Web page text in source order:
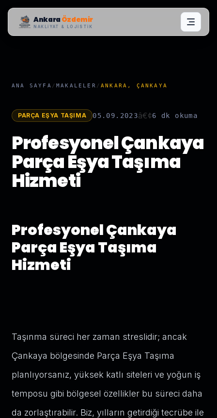
AnkaraÖzdemir
NAKLIYAT & LOJISTIK
ANA SAYFA /MAKALELER /ANKARA, ÇANKAYA
PARÇA EŞYA TAŞIMA 05.09.2023â€¢6 dk okuma
Profesyonel Çankaya
Parça Eşya Taşıma
Hizmeti
Profesyonel Çankaya
Parça Eşya Taşıma
Hizmeti
Taşınma süreci her zaman streslidir; ancak
Çankaya bölgesinde Parça Eşya Taşıma
planlıyorsanız, yüksek katlı siteleri ve yoğun iş
temposu gibi bölgesel özellikler bu süreci daha
da zorlaştırabilir. Biz, yılların getirdiği tecrübe ile